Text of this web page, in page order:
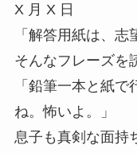
X 月 X 日
「解答用紙は、志
そんなフレーズを
「鉛筆一本と紙
ね。怖いよ。」
息子も真剣な面持